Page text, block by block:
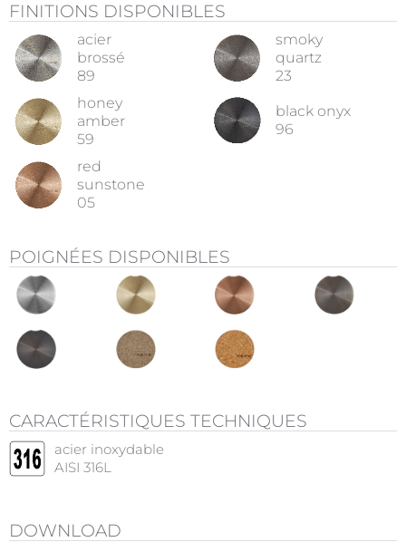
FINITIONS DISPONIBLES
acier
brossé
89
smoky
quartz
23
honey
amber
59
black onyx
96
red
sunstone
05
POIGNÉES DISPONIBLES
CARACTÉRISTIQUES TECHNIQUES
acier inoxydable
AISI 316L
DOWNLOAD